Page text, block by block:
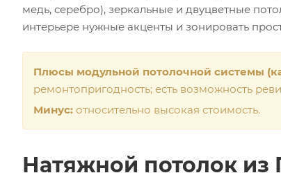
медь, серебро), зеркальные и двуцветные
интерьере нужные акценты и зонировать
Плюсы модульной потолочной системы
ремонтопригодность; есть возможность
Минус: относительно высокая стоимость.
Натяжной потолок из